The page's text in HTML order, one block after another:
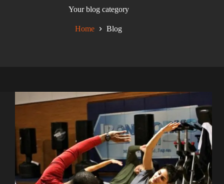
Your blog category
Home Blog